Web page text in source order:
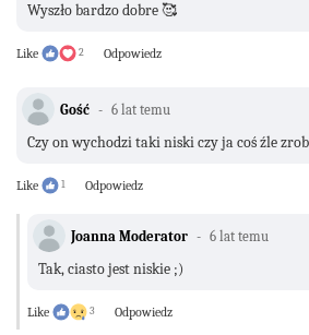
Wyszło bardzo dobre 🥰
Like 2 Odpowiedz
Gość 6 lat temu
Czy on wychodzi taki niski czy ja coś źle
Like 1 Odpowiedz
Joanna Moderator 6 lat temu
Tak, ciasto jest niskie ;)
Like 3 Odpowiedz